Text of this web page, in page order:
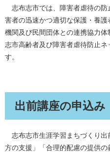
志布志市では、障害者虐待の防
害者の迅速かつ適切な保護・養
機関及び民間団体との連携協力
志市高齢者及び障害者虐待防止
す。
出前講座の申込み
志布志市生涯学習まちづくり出
方の支援」「合理的配慮の提供